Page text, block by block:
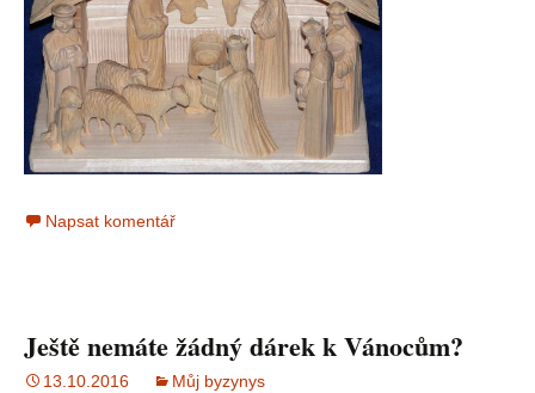
Napsat komentář
Ještě nemáte žádný dárek k Vánocům?
13.10.2016 Můj byzynys